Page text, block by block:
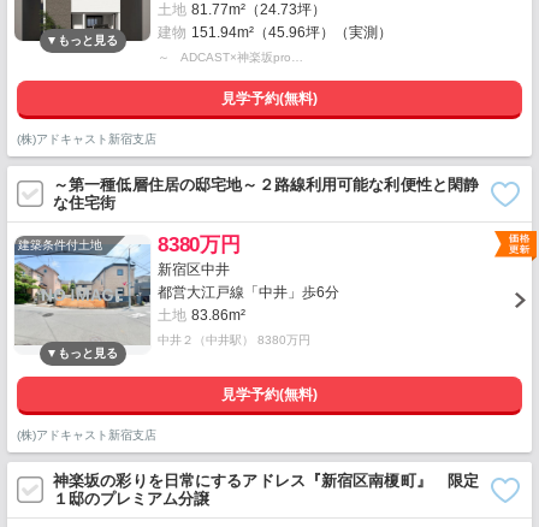
土地 81.77m²（24.73坪）
建物 151.94m²（45.96坪）（実測）
～ ADCAST×神楽坂pro…
見学予約(無料)
(株)アドキャスト新宿支店
～第一種低層住居の邸宅地～２路線利用可能な利便性と閑静
な住宅街
建築条件付土地 8380万円
新宿区中井
都営大江戸線「中井」歩6分
土地 83.86m²
中井２（中井駅） 8380万円
見学予約(無料)
(株)アドキャスト新宿支店
神楽坂の彩りを日常にするアドレス『新宿区南榎町』 限定
１邸のプレミアム分譲